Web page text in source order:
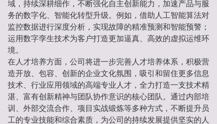
域，持续深耕细作，不断强化自主创新能力，加速产品与服
务的数字化、智能化转型升级。例如，借助人工智能算法对
监控数据进行深度分析，实现故障的精准预测和智能预警；
运用数字孪生技术为客户打造更加逼真、高效的虚拟运维环
境。
在人才培养方面，公司将进一步完善人才培养体系，积极营
造开放、包容、创新的企业文化氛围，吸引和留住更多信息
技术、行业应用领域的高端专业人才，全力打造一支技术精
湛、富有创新精神与团队协作意识的核心团队。通过内部培
训、外部交流合作、项目实战锻炼等多种方式，不断提升员
工的专业技能和综合素质，为公司的持续发展提供坚实的人